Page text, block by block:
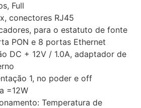
Full
conectores RJ45
para o estatuto de fonte
PON e 8 portas Ethernet
DC + 12V / 1.0A, adaptador de
1, no poder e off
=12W
Temperatura de